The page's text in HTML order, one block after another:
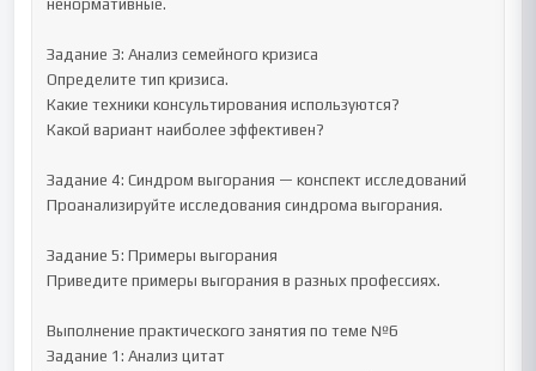
ненормативные.
Задание 3: Анализ семейного кризиса
Определите тип кризиса.
Какие техники консультирования используются?
Какой вариант наиболее эффективен?
Задание 4: Синдром выгорания — конспект исследований
Проанализируйте исследования синдрома выгорания.
Задание 5: Примеры выгорания
Приведите примеры выгорания в разных профессиях.
Выполнение практического занятия по теме №6
Задание 1: Анализ цитат